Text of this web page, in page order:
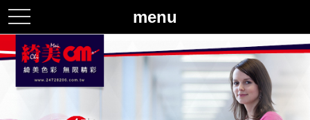
menu
toggle
navigation